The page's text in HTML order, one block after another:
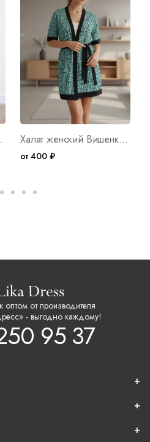
5870 Халат женский Вишенка 2 Арт. 10068
от 400 ₽
оптом от производителя
- выгодно каждому!
95 37